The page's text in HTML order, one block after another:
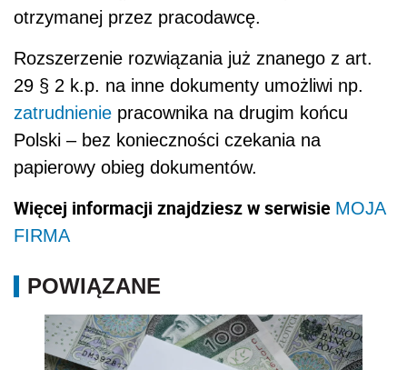
otrzymanej przez pracodawcę.
Rozszerzenie rozwiązania już znanego z art.
29 § 2 k.p. na inne dokumenty umożliwi np.
zatrudnienie pracownika na drugim końcu
Polski – bez konieczności czekania na
papierowy obieg dokumentów.
Więcej informacji znajdziesz w serwisie MOJA
FIRMA
POWIĄZANE